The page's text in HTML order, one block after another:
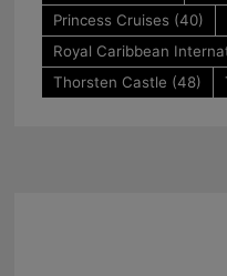
Princess Cruises (40)
Royal Caribbean
Thorsten Castle (48)